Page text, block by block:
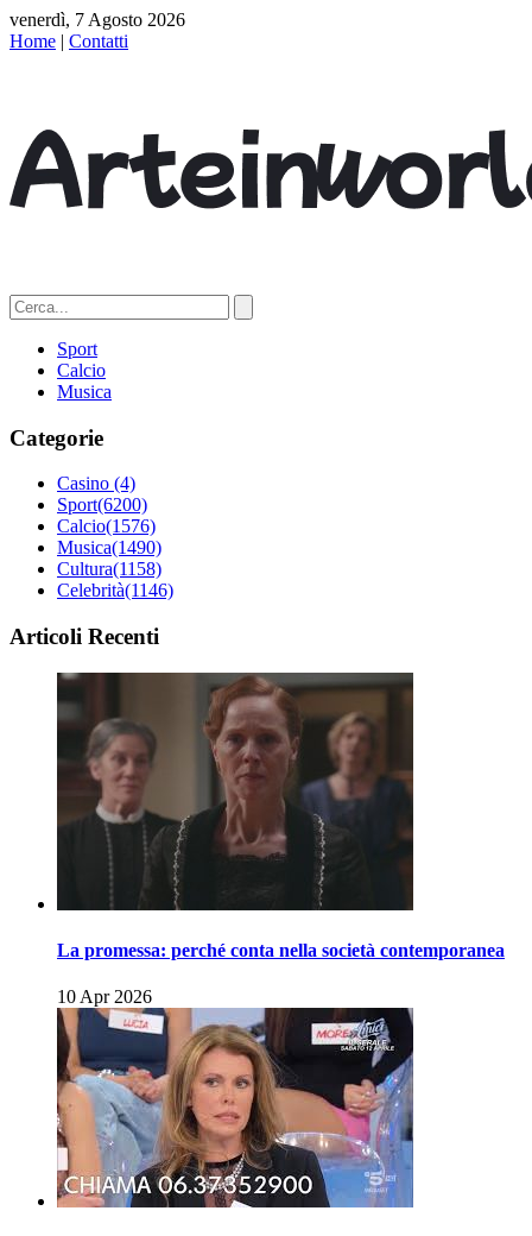
venerdì, 7 Agosto 2026
Home | Contatti
Sport
Calcio
Musica
Categorie
Casino (4)
Sport(6200)
Calcio(1576)
Musica(1490)
Cultura(1158)
Celebrità(1146)
Articoli Recenti
La promessa: perché conta nella società contemporanea
10 Apr 2026